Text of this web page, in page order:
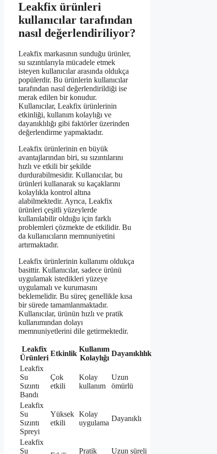
Leakfix ürünleri
kullanıcılar tarafından
nasıl değerlendiriliyor?
Leakfix markasının sunduğu ürünler,
su sızıntılarıyla mücadele etmek
isteyen kullanıcılar arasında oldukça
popülerdir. Bu ürünlerin kullanıcılar
tarafından nasıl değerlendirildiği ise
merak edilen bir konudur.
Kullanıcılar, Leakfix ürünlerinin
etkinliği, kullanım kolaylığı ve
dayanıklılığı gibi faktörler üzerinden
değerlendirme yapmaktadır.
Leakfix ürünlerinin en büyük
avantajlarından biri, su sızıntılarını
hızlı ve etkili bir şekilde
durdurabilmesidir. Kullanıcılar, bu
ürünleri kullanarak su kaçaklarını
kolaylıkla kontrol altına
alabilmektedir. Ayrıca, Leakfix
ürünleri çeşitli yüzeylerde
kullanılabilir olduğu için farklı
problemleri çözmekte de etkilidir. Bu
da kullanıcıların memnuniyetini
artırmaktadır.
Leakfix ürünlerinin kullanımı oldukça
basittir. Kullanıcılar, sadece ürünü
uygulamak istedikleri yüzeye
uygulamalı ve kurumasını
beklemelidir. Bu süreç genellikle kısa
bir sürede tamamlanmaktadır.
Kullanıcılar, ürünün hızlı ve pratik
kullanımından dolayı
memnuniyetlerini dile getirmektedir.
Leakfix
Ürünleri
Etkinlik
Kullanım
Kolaylığı
Dayanıklılık
Leakfix
Su
Sızıntı
Bandı
Çok
etkili
Kolay
kullanım
Uzun
ömürlü
Leakfix
Su
Sızıntı
Spreyi
Yüksek
etkili
Kolay
uygulama
Dayanıklı
Leakfix
Su
Pratik Uzun süreli